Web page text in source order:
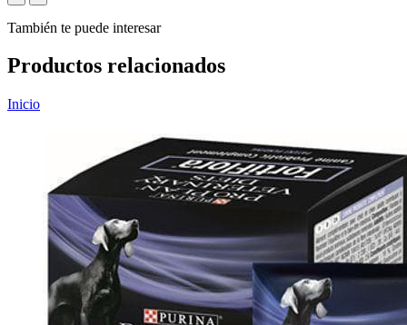
También te puede interesar
Productos relacionados
Inicio